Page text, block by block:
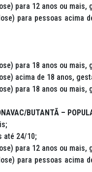
para 12 anos ou
para pessoas acima
para 18 anos ou
acima de 18 anos,
para 18 anos ou
BUTANTÃ –
até 24/10;
para 12 anos ou
para pessoas acima